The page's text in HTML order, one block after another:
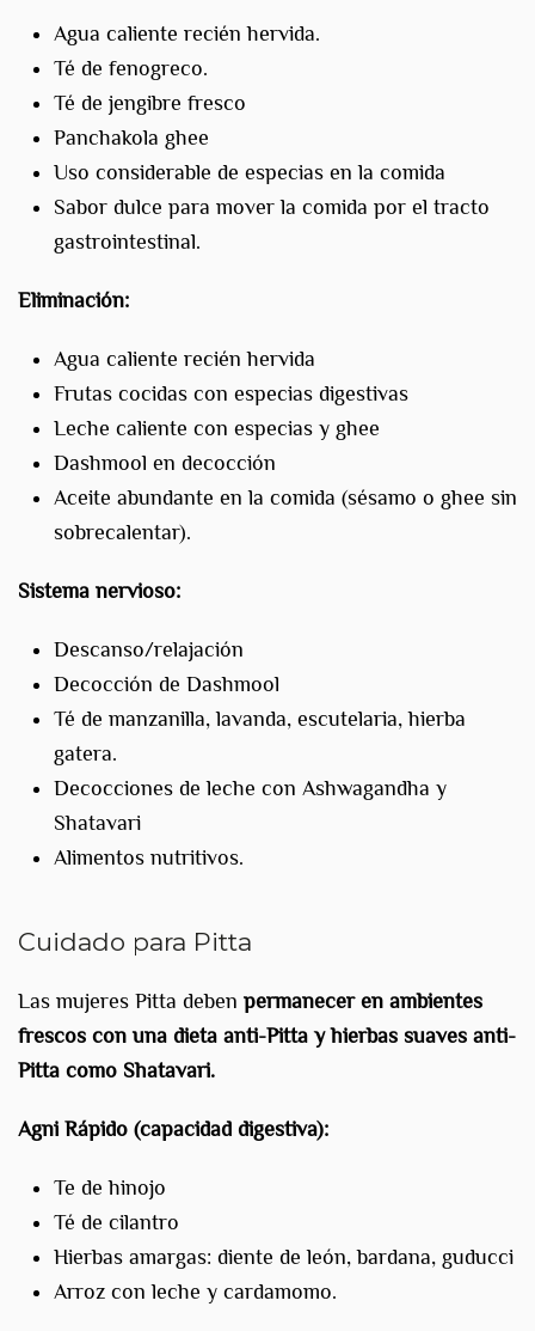
Agua caliente recién hervida.
Té de fenogreco.
Té de jengibre fresco
Panchakola ghee
Uso considerable de especias en la comida
Sabor dulce para mover la comida por el tracto
gastrointestinal.
Eliminación:
Agua caliente recién hervida
Frutas cocidas con especias digestivas
Leche caliente con especias y ghee
Dashmool en decocción
Aceite abundante en la comida (sésamo o ghee sin
sobrecalentar).
Sistema nervioso:
Descanso/relajación
Decocción de Dashmool
Té de manzanilla, lavanda, escutelaria, hierba
gatera.
Decocciones de leche con Ashwagandha y
Shatavari
Alimentos nutritivos.
Cuidado para Pitta
Las mujeres Pitta deben permanecer en ambientes
frescos con una dieta anti-Pitta y hierbas suaves anti-
Pitta como Shatavari.
Agni Rápido (capacidad digestiva):
Te de hinojo
Té de cilantro
Hierbas amargas: diente de león, bardana, guducci
Arroz con leche y cardamomo.